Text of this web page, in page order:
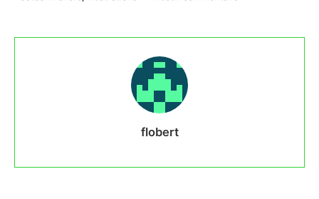
flobert